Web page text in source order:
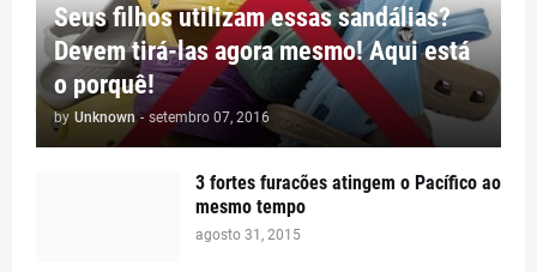
Seus filhos utilizam essas sandálias?
Devem tirá-las agora mesmo! Aqui está
o porquê!
by Unknown - setembro 07, 2016
3 fortes furacões atingem o Pacífico ao
mesmo tempo
agosto 31, 2015